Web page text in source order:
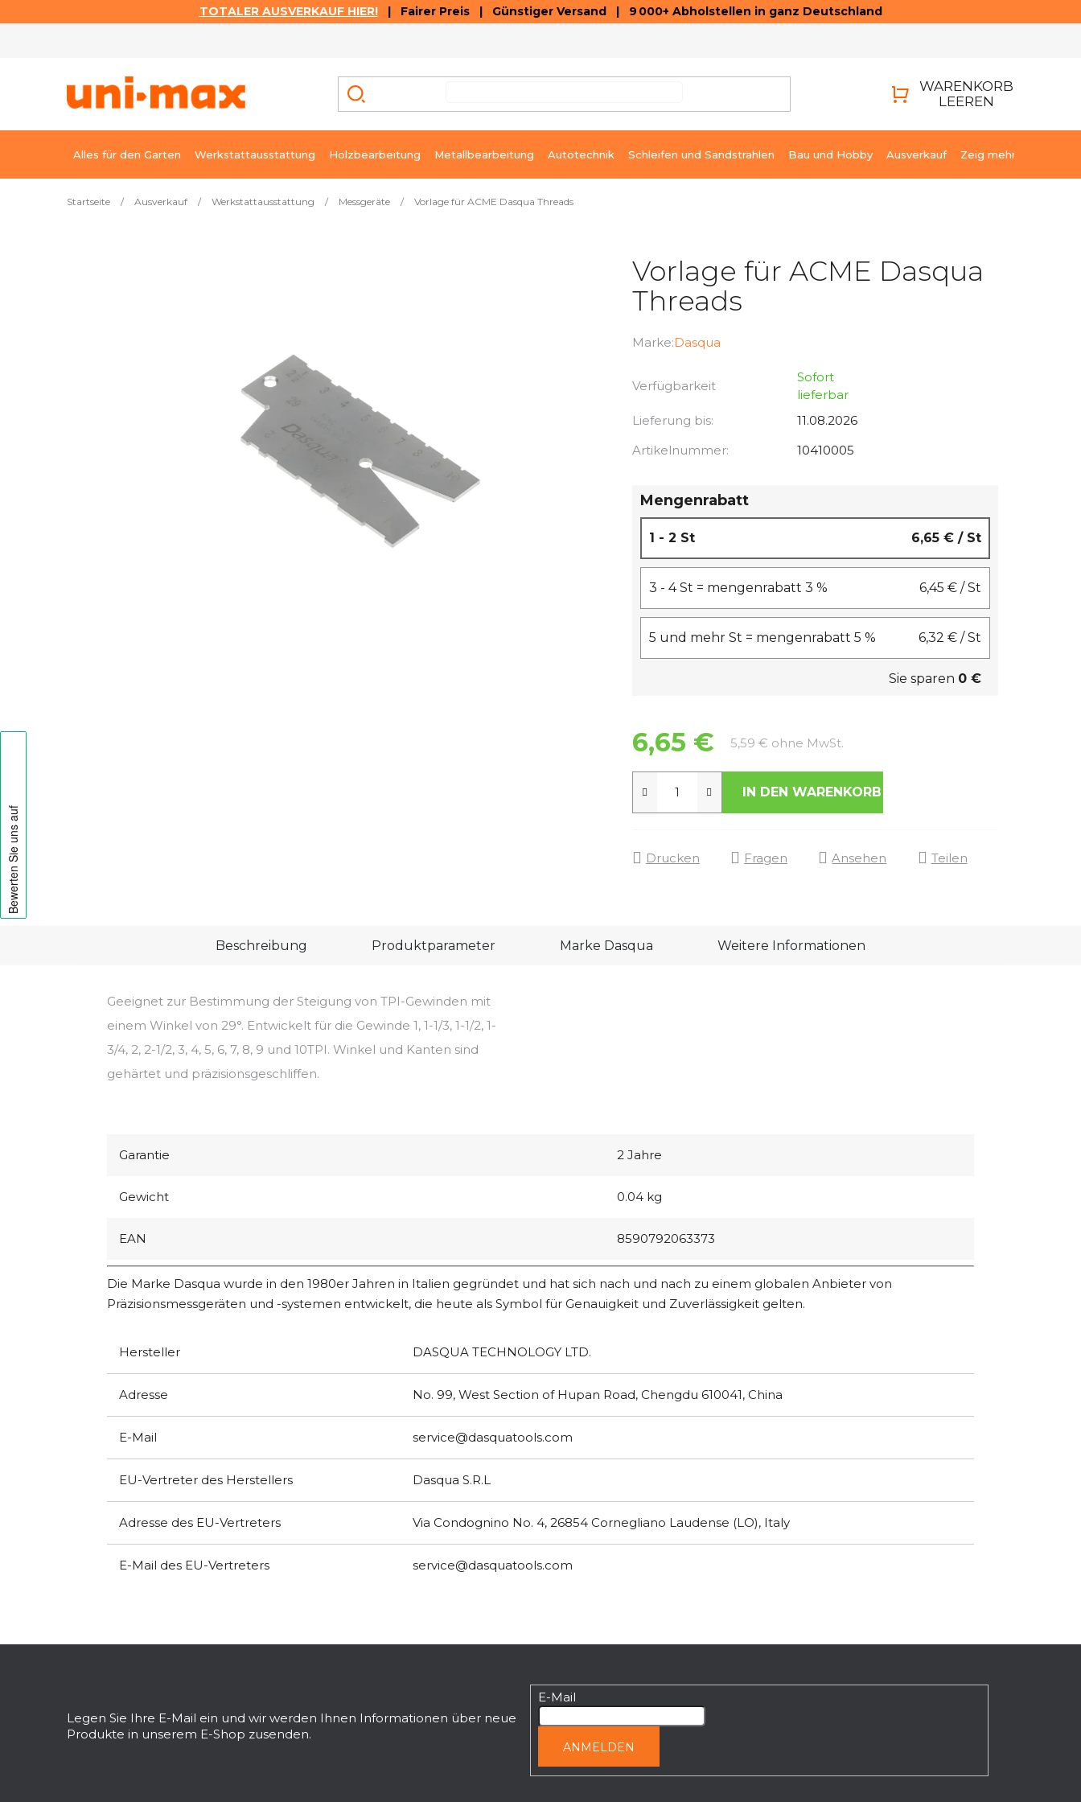
TOTALER AUSVERKAUF HIER!| Fairer Preis | Günstiger Versand | 9 000+ Abholstellen in ganz Deutschland
WARENKORB
LEEREN
Alles für den Garten Werkstattausstattung Holzbearbeitung Metallbearbeitung Autotechnik Schleifen und Sandstrahlen Bau und Hobby Ausverkauf Zeig mehr
Startseite / Ausverkauf / Werkstattausstattung / Messgeräte / Vorlage für ACME Dasqua Threads
Vorlage für ACME Dasqua
Threads
Marke:Dasqua
Verfügbarkeit
Sofort
lieferbar
Lieferung bis:
11.08.2026
Artikelnummer:
10410005
Mengenrabatt
1 - 2 St 6,65 € / St
3 - 4 St = mengenrabatt 3 % 6,45 € / St
5 und mehr St = mengenrabatt 5 % 6,32 € / St
Sie sparen 0 €
6,65 € 5,59 € ohne MwSt.
IN DEN WARENKORB
Drucken Fragen Ansehen Teilen
Beschreibung Produktparameter Marke Dasqua Weitere Informationen
Geeignet zur Bestimmung der Steigung von TPI-Gewinden mit
einem Winkel von 29°. Entwickelt für die Gewinde 1, 1-1/3, 1-1/2, 1-
3/4, 2, 2-1/2, 3, 4, 5, 6, 7, 8, 9 und 10TPI. Winkel und Kanten sind
gehärtet und präzisionsgeschliffen.
Garantie 2 Jahre
Gewicht 0.04 kg
EAN 8590792063373
Die Marke Dasqua wurde in den 1980er Jahren in Italien gegründet und hat sich nach und nach zu einem globalen Anbieter von
Präzisionsmessgeräten und -systemen entwickelt, die heute als Symbol für Genauigkeit und Zuverlässigkeit gelten.
Hersteller DASQUA TECHNOLOGY LTD.
Adresse No. 99, West Section of Hupan Road, Chengdu 610041, China
E-Mail service@dasquatools.com
EU-Vertreter des Herstellers Dasqua S.R.L
Adresse des EU-Vertreters Via Condognino No. 4, 26854 Cornegliano Laudense (LO), Italy
E-Mail des EU-Vertreters service@dasquatools.com
Legen Sie Ihre E-Mail ein und wir werden Ihnen Informationen über neue
Produkte in unserem E-Shop zusenden.
E-Mail
ANMELDEN